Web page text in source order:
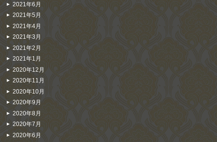
2021年6月
2021年5月
2021年4月
2021年3月
2021年2月
2021年1月
2020年12月
2020年11月
2020年10月
2020年9月
2020年8月
2020年7月
2020年6月